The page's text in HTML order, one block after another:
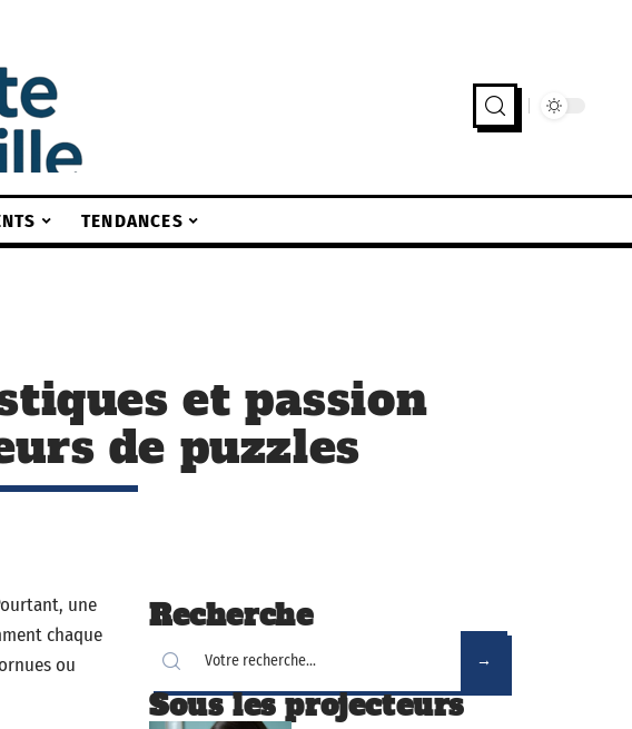
TENDANCES
et passion
de puzzles
une
chaque
ou
Recherche
Sous les projecteurs